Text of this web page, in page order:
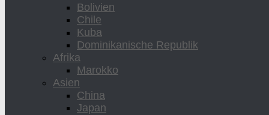
Bolivien
Chile
Kuba
Dominikanische Republik
Afrika
Marokko
Asien
China
Japan